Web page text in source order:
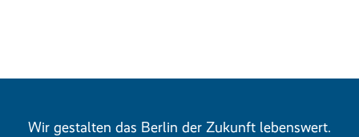
Wir gestalten das Berlin der Zukunft lebenswert.